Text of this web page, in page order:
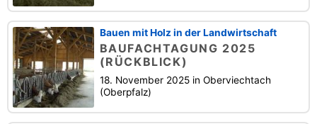
Bauen mit Holz in der Landwirtschaft
BAUFACHTAGUNG 2025
(RÜCKBLICK)
18. November 2025 in Oberviechtach
(Oberpfalz)